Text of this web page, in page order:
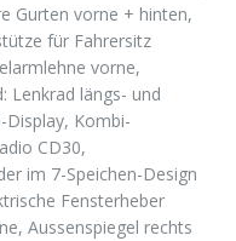
Gurten vorne + hinten,
für Fahrersitz
vorne,
Lenkrad längs- und
Kombi-
CD30,
im 7-Speichen-Design
Fensterheber
Aussenspiegel rechts